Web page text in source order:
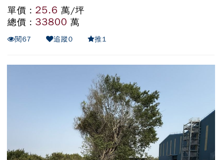
單價 : 25.6 萬/坪
總價 : 33800 萬
閱67 追蹤0 推1